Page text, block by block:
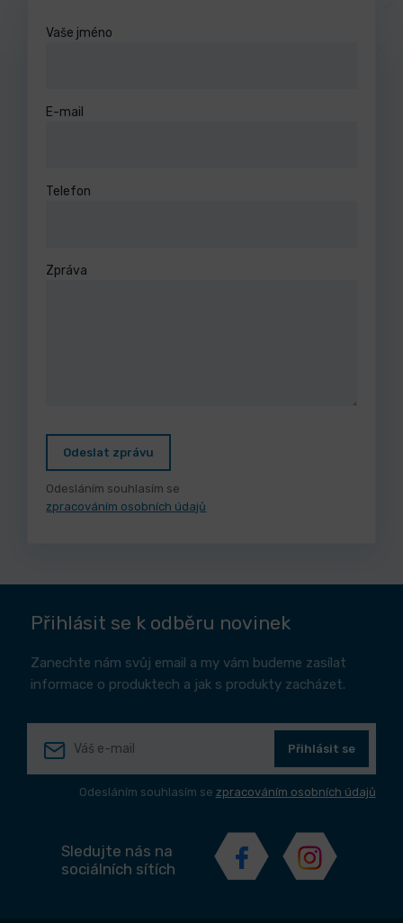
Vaše jméno
E-mail
Telefon
Zpráva
Odeslat zprávu
Odesláním souhlasím se
zpracováním osobních údajů
Přihlásit se k odběru novinek
Zanechte nám svůj email a my vám budeme zasílat
informace o produktech a jak s produkty zacházet.
Přihlásit se
Odesláním souhlasím se zpracováním osobních údajů
Sledujte nás na
sociálních sítích